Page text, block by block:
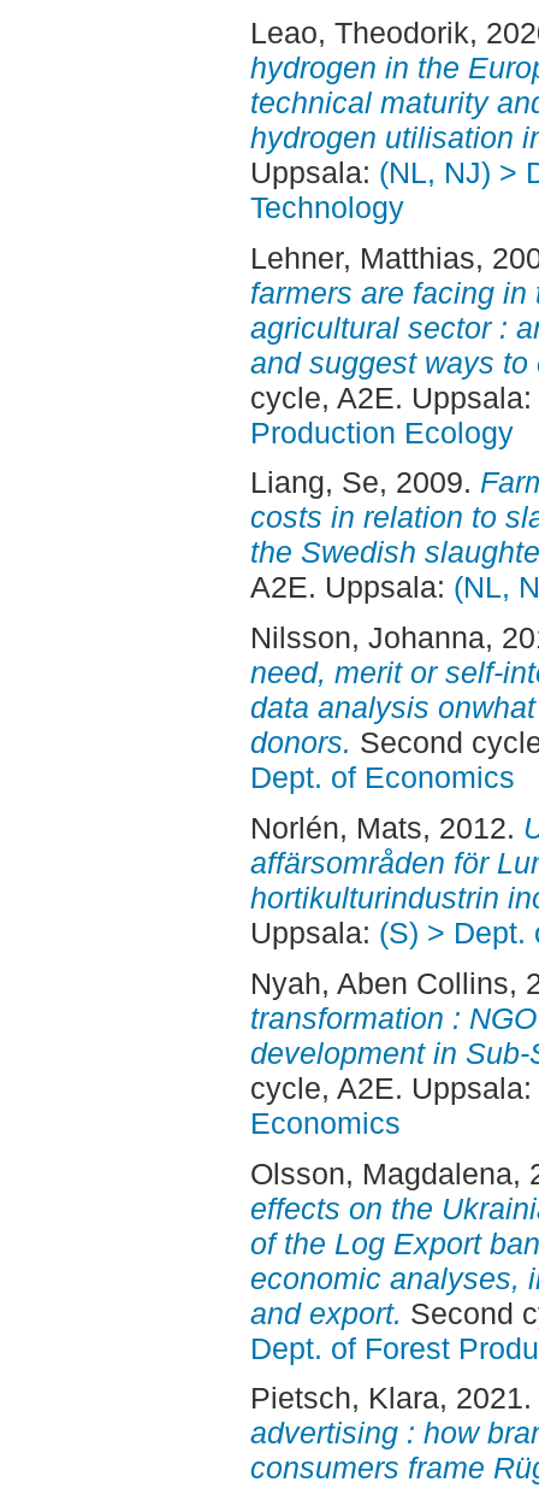
Leao, Theodorik,
hydrogen in the
technical maturity
hydrogen utilisation
Uppsala: (NL, NJ) >
Technology
Lehner, Matthias,
farmers are facing in
agricultural sector :
and suggest ways
cycle, A2E. Uppsala:
Production Ecology
Liang, Se, 2009.
costs in relation to
the Swedish
A2E. Uppsala: (NL,
Nilsson, Johanna,
need, merit or self-
data analysis
donors. Second
Dept. of Economics
Norlén, Mats, 2012.
affärsområden för
hortikulturindustrin
Uppsala: (S) > Dept.
Nyah, Aben Collins,
transformation :
development in
cycle, A2E. Uppsala:
Economics
Olsson, Magdalena,
effects on the
of the Log Export
economic analyses,
and export. Second
Dept. of Forest
Pietsch, Klara, 2021.
advertising : how
consumers frame